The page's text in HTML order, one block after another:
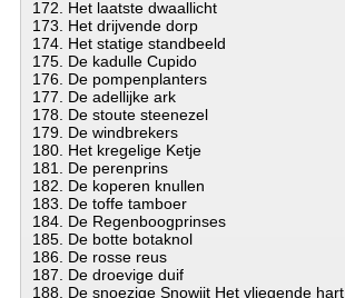
172. Het laatste dwaallicht
173. Het drijvende dorp
174. Het statige standbeeld
175. De kadulle Cupido
176. De pompenplanters
177. De adellijke ark
178. De stoute steenezel
179. De windbrekers
180. Het kregelige Ketje
181. De perenprins
182. De koperen knullen
183. De toffe tamboer
184. De Regenboogprinses
185. De botte botaknol
186. De rosse reus
187. De droevige duif
188. De snoezige Snowijt Het vliegende hart